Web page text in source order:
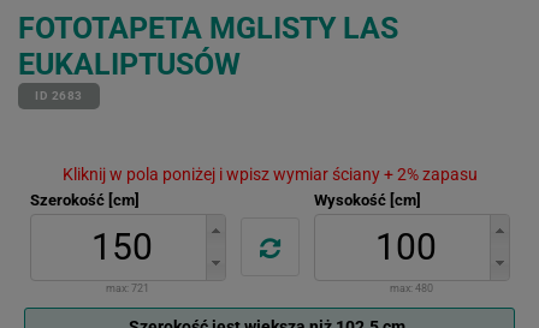
FOTOTAPETA MGLISTY LAS
EUKALIPTUSÓW
ID 2683
Kliknij w pola poniżej i wpisz wymiar ściany + 2% zapasu
Szerokość [cm]
max: 721
Wysokość [cm]
max: 480